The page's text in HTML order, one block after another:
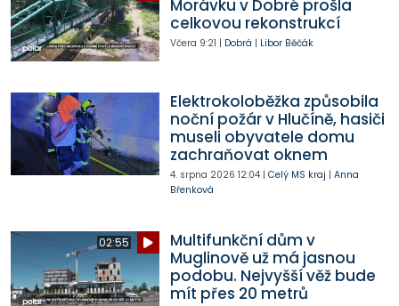
Morávku v Dobré prošla
celkovou rekonstrukcí
Včera 9:21 | Dobrá | Libor Běčák
Elektrokoloběžka způsobila
noční požár v Hlučíně, hasiči
museli obyvatele domu
zachraňovat oknem
4. srpna 2026 12:04| Celý MS kraj | Anna
Břenková
02:55
Multifunkční dům v
Muglinově už má jasnou
podobu. Nejvyšší věž bude
mít přes 20 metrů